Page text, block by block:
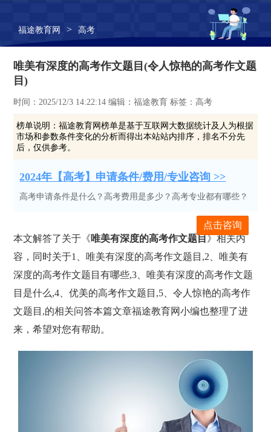
福途教育网 > 高考
唯美有深度的高考作文题目(令人惊艳的高考作文题
目)
时间：2025/12/3 14:22:14 编辑：福途教育 标签：高考
榜单说明：福途教育网榜单是基于互联网大数据统计及人为根据
市场和参数条件变化的分析而得出本站站内排序，排名不分先
后，仅供参考。
2024年【高考】申请条件/费用/专业咨询 >>
高考申请条件是什么？高考费用是多少？高考专业都有哪些？
点击咨询
本文解答了关于《唯美有深度的高考作文题目》相关内
容，同时关于1、唯美有深度的高考作文题目,2、唯美有
深度的高考作文题目有哪些,3、唯美有深度的高考作文题
目是什么,4、优美的高考作文题目,5、令人惊艳的高考作
文题目,的相关问答本篇文章福途教育网小编也整理了进
来，希望对您有帮助。